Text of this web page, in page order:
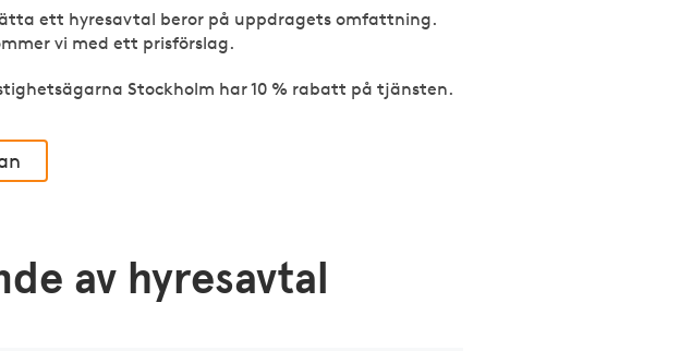
ett hyresavtal beror på uppdragets omfattning.
vi med ett prisförslag.
Stockholm har 10 % rabatt på tjänsten.
av hyresavtal